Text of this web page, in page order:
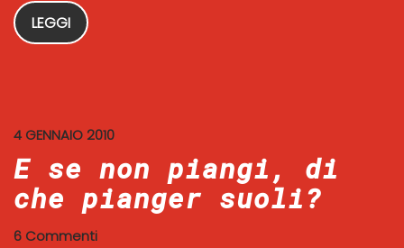
LEGGI
4 GENNAIO 2010
E se non piangi, di
che pianger suoli?
6 Commenti